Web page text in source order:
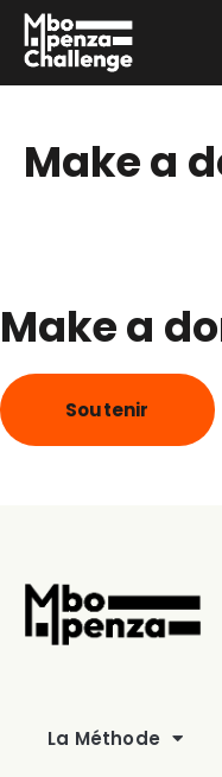
Toutes les activités de
Make a
Make a
Soutenir
La Méthode